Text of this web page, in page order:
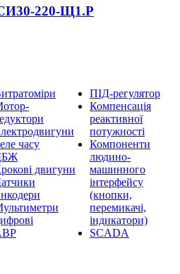
220-Щ1.Р
часу
двигуни
ПІД-регулятор
Компенсація
реактивної
потужності
Компоненти
людино-
машинного
інтерфейсу
(кнопки,
перемикачі,
індикатори)
SCADA